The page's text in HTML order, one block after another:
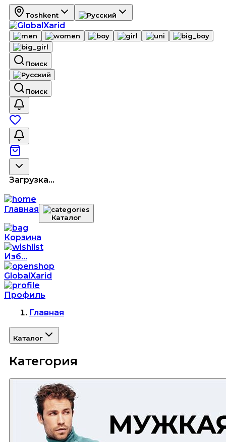
Toshkent
Поиск
Поиск
Загрузка...
Главная
Каталог
Корзина
Изб...
GlobalXarid
Профиль
Главная
Каталог
Категория